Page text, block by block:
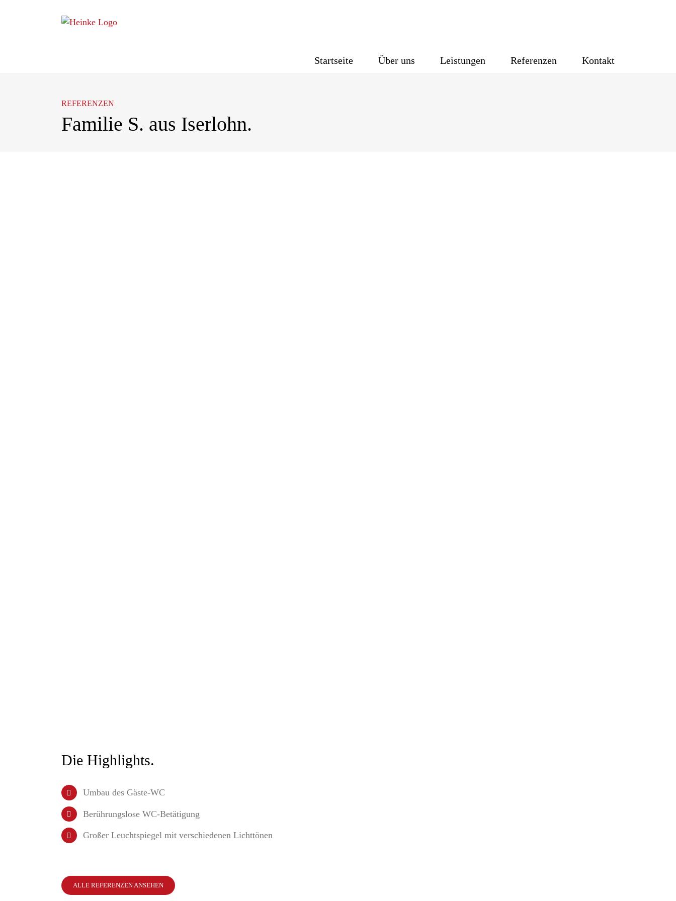
Startseite Über uns Leistungen Referenzen Kontakt
REFERENZEN
Familie S. aus Iserlohn.
Die Highlights.
Umbau des Gäste-WC
Berührungslose WC-Betätigung
Großer Leuchtspiegel mit verschiedenen Lichttönen
ALLE REFERENZEN ANSEHEN